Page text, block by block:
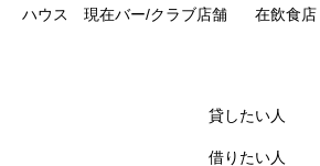
ハウス 現在バー/クラブ店舗
在飲食店
貸したい人
借りたい人